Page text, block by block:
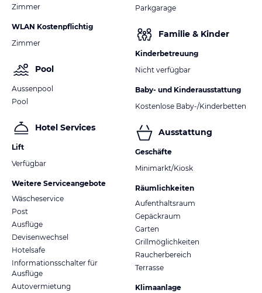
Zimmer
WLAN Kostenpflichtig
Zimmer
Pool
Aussenpool
Pool
Hotel Services
Lift
Verfügbar
Weitere Serviceangebote
Wäscheservice
Post
Ausflüge
Devisenwechsel
Hotelsafe
Informationsschalter für
Ausflüge
Autovermietung
Parkgarage
Familie & Kinder
Kinderbetreuung
Nicht verfügbar
Baby- und Kinderausstattung
Kostenlose Baby-/Kinderbetten
Ausstattung
Geschäfte
Minimarkt/Kiosk
Räumlichkeiten
Aufenthaltsraum
Gepäckraum
Garten
Grillmöglichkeiten
Raucherbereich
Terrasse
Klimaanlage